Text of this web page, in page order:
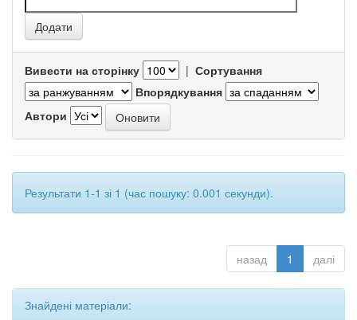
Вивести на сторінку | Сортування
Впорядкування
Автори
Результати 1-1 зі 1 (час пошуку: 0.001 секунди).
назад 1 далі
Знайдені матеріали: